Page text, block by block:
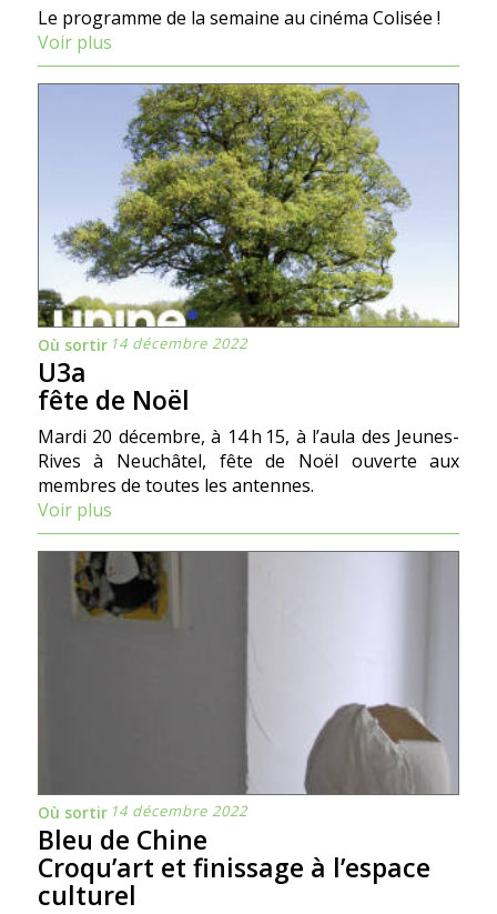
Le programme de la semaine au cinéma Colisée !
Voir plus
Où sortir 14 décembre 2022
U3a
fête de Noël
Mardi 20 décembre, à 14 h 15, à l’aula des Jeunes-
Rives à Neuchâtel, fête de Noël ouverte aux
membres de toutes les antennes.
Voir plus
Où sortir 14 décembre 2022
Bleu de Chine
Croqu’art et finissage à l’espace
culturel